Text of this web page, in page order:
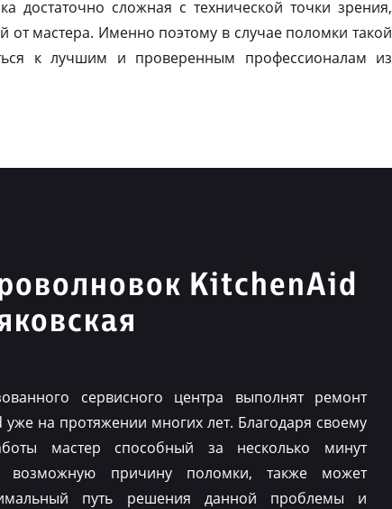
достаточно сложная с технической точки зрения,
от мастера. Именно поэтому в случае поломки такой
к лучшим и проверенным профессионалам из
KitchenAid
сервисного центра выполнят ремонт
на протяжении многих лет. Благодаря своему
мастер способный за несколько минут
возможную причину поломки, также может
путь решения данной проблемы и